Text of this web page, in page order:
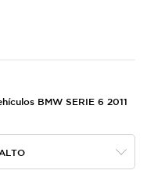
BMW SERIE 6 2011